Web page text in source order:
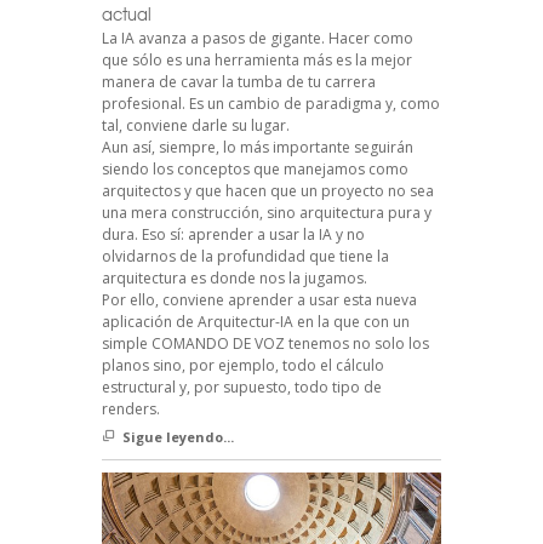
actual
La IA avanza a pasos de gigante. Hacer como
que sólo es una herramienta más es la mejor
manera de cavar la tumba de tu carrera
profesional. Es un cambio de paradigma y, como
tal, conviene darle su lugar.
Aun así, siempre, lo más importante seguirán
siendo los conceptos que manejamos como
arquitectos y que hacen que un proyecto no sea
una mera construcción, sino arquitectura pura y
dura. Eso sí: aprender a usar la IA y no
olvidarnos de la profundidad que tiene la
arquitectura es donde nos la jugamos.
Por ello, conviene aprender a usar esta nueva
aplicación de Arquitectur-IA en la que con un
simple COMANDO DE VOZ tenemos no solo los
planos sino, por ejemplo, todo el cálculo
estructural y, por supuesto, todo tipo de
renders.
Sigue leyendo...